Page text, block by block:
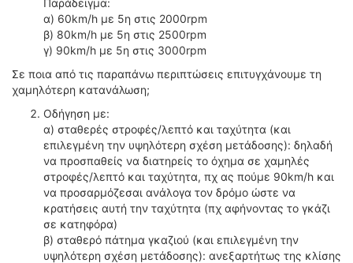
Παράδειγμα:
α) 60km/h με 5η στις 2000rpm
β) 80km/h με 5η στις 2500rpm
γ) 90km/h με 5η στις 3000rpm
Σε ποια από τις παραπάνω περιπτώσεις επιτυγχάνουμε τη
χαμηλότερη κατανάλωση;
Οδήγηση με:
α) σταθερές στροφές/λεπτό και ταχύτητα (και
επιλεγμένη την υψηλότερη σχέση μετάδοσης): δηλαδή
να προσπαθείς να διατηρείς το όχημα σε χαμηλές
στροφές/λεπτό και ταχύτητα, πχ ας πούμε 90km/h και
να προσαρμόζεσαι ανάλογα τον δρόμο ώστε να
κρατήσεις αυτή την ταχύτητα (πχ αφήνοντας το γκάζι
σε κατηφόρα)
β) σταθερό πάτημα γκαζιού (και επιλεγμένη την
υψηλότερη σχέση μετάδοσης): ανεξαρτήτως της κλίσης
ΤΕΧΝΟΛΟΓΙΑ
ΕΙΔΗΣΕΙΣ – ΠΑΡΟΥΣΙΑΣΕΙΣ
ΛΕΞΙΚΟ
ΠΕΡΙΒΑΛΛΟΝ
ΔΟΚΙΜΕΣ – ΠΑΡΟΥΣΙΑΣΕΙΣ
ΕΙΔΗΣΕΙΣ
ΑΓΩΝΕΣ
FORMULA 1
WRC
ΔΙΕΘΝΕΙΣ ΑΓΩΝΕΣ
ΕΛΛΗΝΙΚΟΙ ΑΓΩΝΕΣ